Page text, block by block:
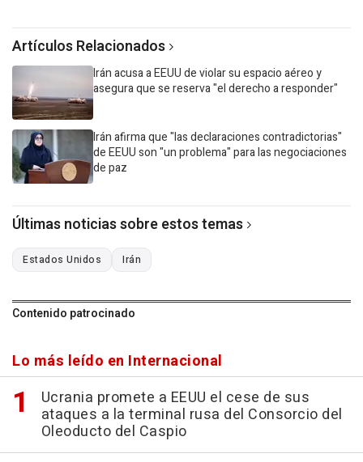
Artículos Relacionados
Irán acusa a EEUU de violar su espacio aéreo y
asegura que se reserva "el derecho a responder"
Irán afirma que "las declaraciones contradictorias"
de EEUU son "un problema" para las negociaciones
de paz
Últimas noticias sobre estos temas
Estados Unidos Irán
Contenido patrocinado
Lo más leído en Internacional
Ucrania promete a EEUU el cese de sus
ataques a la terminal rusa del Consorcio del
Oleoducto del Caspio